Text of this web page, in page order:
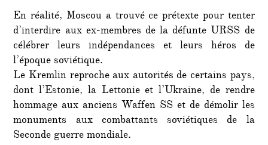
En réalité, Moscou a trouvé ce prétexte pour tenter
d’interdire aux ex-membres de la défunte URSS de
célébrer leurs indépendances et leurs héros de
l’époque soviétique.
Le Kremlin reproche aux autorités de certains pays,
dont l’Estonie, la Lettonie et l’Ukraine, de rendre
hommage aux anciens Waffen SS et de démolir les
monuments aux combattants soviétiques de la
Seconde guerre mondiale.